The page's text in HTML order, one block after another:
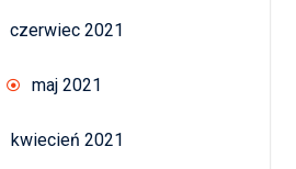
czerwiec 2021
maj 2021
kwiecień 2021